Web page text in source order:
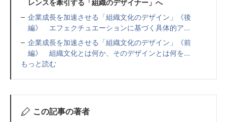
レンスを牽引する「組織のデザイナー」へ
企業成長を加速させる「組織文化のデザイン」《後
編》 エフェクチュエーションに基づく具体的ア...
企業成長を加速させる「組織文化のデザイン」《前
編》 組織文化とは何か、そのデザインとは何を...
もっと読む
この記事の著者